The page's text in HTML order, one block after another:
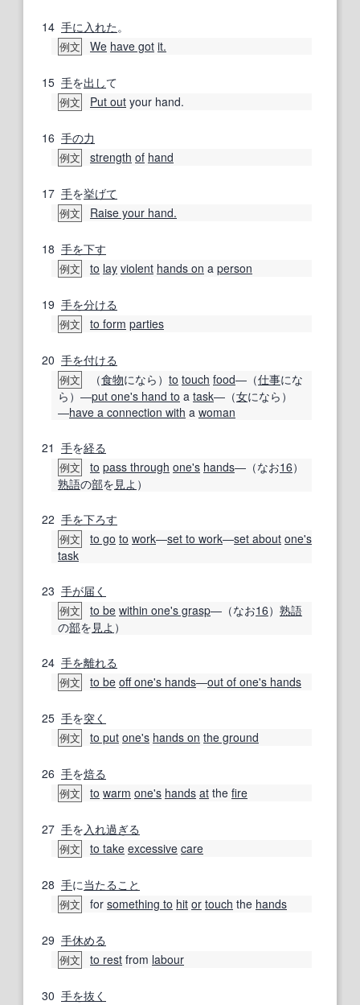
14 手に入れた。
例文 We have got it.
15 手を出して
例文 Put out your hand.
16 手の力
例文 strength of hand
17 手を挙げて
例文 Raise your hand.
18 手を下す
例文 to lay violent hands on a person
19 手を分ける
例文 to form parties
20 手を付ける
例文 （食物になら） to touch food―（仕事にな
ら）―put one's hand to a task―（女になら）
―have a connection with a woman
21 手を経る
例文 to pass through one's hands―（なお16）
熟語の部を 見よ ）
22 手を下ろす
例文 to go to work―set to work―set about one's
task
23 手が届く
例文 to be within one's grasp―（なお16） 熟語
の部を 見よ ）
24 手を離れる
例文 to be off one's hands―out of one's hands
25 手を突く
例文 to put one's hands on the ground
26 手を焙る
例文 to warm one's hands at the fire
27 手を 入れ過ぎる
例文 to take excessive care
28 手に当たること
例文 for something to hit or touch the hands
29 手休める
例文 to rest from labour
30 手を抜く